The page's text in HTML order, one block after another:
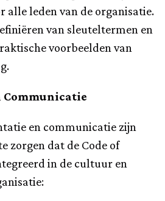
alle leden van de organisatie.
van sleuteltermen en
voorbeelden van
en communicatie zijn
zorgen dat de Code of
in de cultuur en